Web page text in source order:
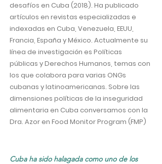
desafíos en Cuba (2018). Ha publicado
artículos en revistas especializadas e
indexadas en Cuba, Venezuela, EEUU,
Francia, España y México. Actualmente su
línea de investigación es Políticas
públicas y Derechos Humanos, temas con
los que colabora para varias ONGs
cubanas y latinoamericanas. Sobre las
dimensiones políticas de la inseguridad
alimentaria en Cuba conversamos con la
Dra. Azor en Food Monitor Program (FMP)
Cuba ha sido halagada como uno de los